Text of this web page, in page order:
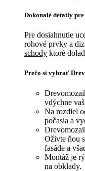
Dokonalé detaily
Pre dosiahnutie
rohové prvky a
schody ktoré
Prečo si vybrať
vdýchne
Na rozdiel
počasia a
Oživte ňou
fasáde a
Montáž je
na obklady.